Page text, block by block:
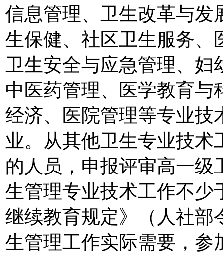
信息管理、卫生改革与发
生保健、社区卫生服务、
卫生安全与应急管理、
中医药管理、医学教育与
经济、医院管理等专业技
业。从其他卫生专业技术
的人员，申报评审高一级
生管理专业技术工作不少
继续教育规定》（人社部
生管理工作实际需要，参